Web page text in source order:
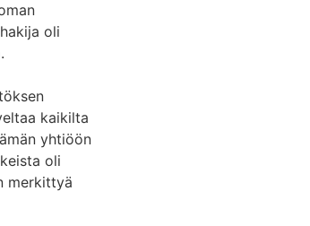
oli
kaikilta
yhtiöön
oli
merkittyä